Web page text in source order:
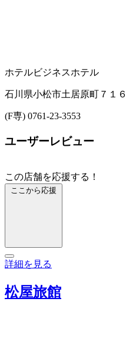
ホテルビジネスホテル
石川県小松市土居原町７１６
(F専) 0761-23-3553
ユーザーレビュー
この店舗を応援する！
ここから応援
詳細を見る
松屋旅館